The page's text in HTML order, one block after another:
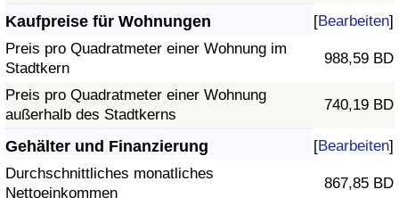
Kaufpreise für Wohnungen [Bearbeiten]
Preis pro Quadratmeter einer Wohnung im
Stadtkern
988,59 BD
Preis pro Quadratmeter einer Wohnung
außerhalb des Stadtkerns
740,19 BD
Gehälter und Finanzierung [Bearbeiten]
Durchschnittliches monatliches
Nettoeinkommen
867,85 BD
Kriminalitäts-Index (aktuell)
Kriminalitäts-Index
Kriminalitätsindex nach Land
Gesundheitsversorgung
Gesundheitsversorgungs-Index (aktuell)